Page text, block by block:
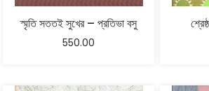
স্মৃতি সততই সুখের – প্রতিভা বসু
550.00